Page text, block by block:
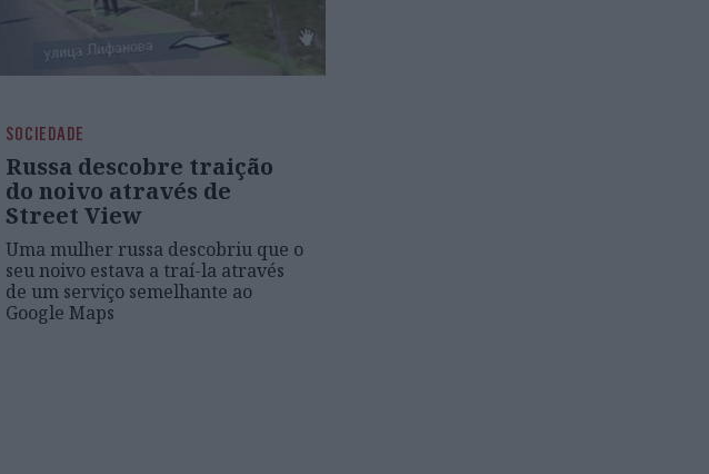
SOCIEDADE
Russa descobre traição
do noivo através de
Street View
Uma mulher russa descobriu que o
seu noivo estava a traí-la através
de um serviço semelhante ao
Google Maps